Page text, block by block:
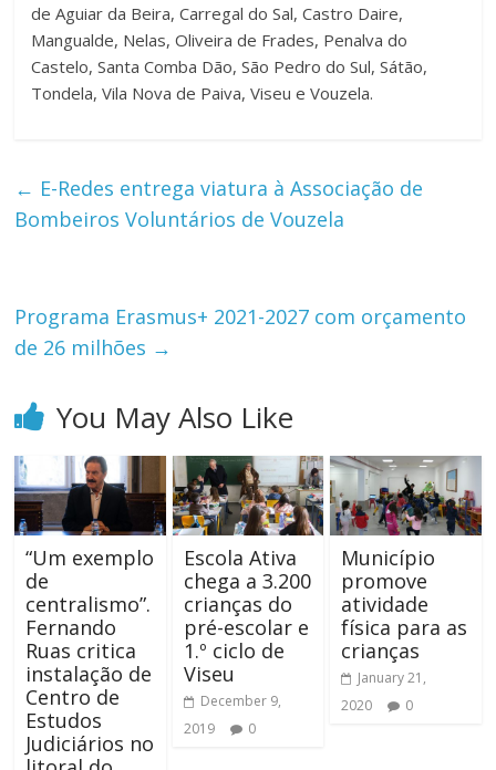
de Aguiar da Beira, Carregal do Sal, Castro Daire,
Mangualde, Nelas, Oliveira de Frades, Penalva do
Castelo, Santa Comba Dão, São Pedro do Sul, Sátão,
Tondela, Vila Nova de Paiva, Viseu e Vouzela.
← E-Redes entrega viatura à Associação de
Bombeiros Voluntários de Vouzela
Programa Erasmus+ 2021-2027 com orçamento
de 26 milhões →
You May Also Like
“Um exemplo
de
centralismo”.
Fernando
Ruas critica
instalação de
Centro de
Estudos
Judiciários no
Escola Ativa
chega a 3.200
crianças do
pré-escolar e
1.º ciclo de
Viseu
December 9,
2019
0
Município
promove
atividade
física para as
crianças
January 21,
2020
0